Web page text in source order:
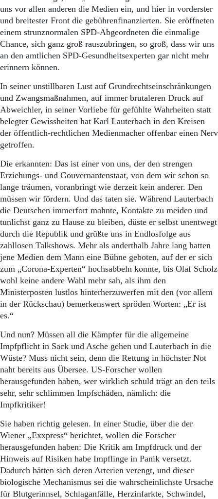
uns vor allen anderen die Medien ein, und hier in vorderster
und breitester Front die gebührenfinanzierten. Sie eröffneten
einem strunznormalen SPD-Abgeordneten die einmalige
Chance, sich ganz groß rauszubringen, so groß, dass wir uns
an den amtlichen SPD-Gesundheitsexperten gar nicht mehr
erinnern können.
In seiner unstillbaren Lust auf Grundrechtseinschränkungen
und Zwangsmaßnahmen, auf immer brutaleren Druck auf
Abweichler, in seiner Vorliebe für gefühlte Wahrheiten statt
belegter Gewissheiten hat Karl Lauterbach in den Kreisen
der öffentlich-rechtlichen Medienmacher offenbar einen Nerv
getroffen.
Die erkannten: Das ist einer von uns, der den strengen
Erziehungs- und Gouvernantenstaat, von dem wir schon so
lange träumen, voranbringt wie derzeit kein anderer. Den
müssen wir fördern. Und das taten sie. Während Lauterbach
die Deutschen immerfort mahnte, Kontakte zu meiden und
tunlichst ganz zu Hause zu bleiben, düste er selbst unentwegt
durch die Republik und grüßte uns in Endlosfolge aus
zahllosen Talkshows. Mehr als anderthalb Jahre lang hatten
jene Medien dem Mann eine Bühne geboten, auf der er sich
zum „Corona-Experten“ hochsabbeln konnte, bis Olaf Scholz
wohl keine andere Wahl mehr sah, als ihm den
Ministerposten lustlos hinterherzuwerfen mit den (vor allem
in der Rückschau) bemerkenswert spröden Worten: „Er ist
es.“
Und nun? Müssen all die Kämpfer für die allgemeine
Impfpflicht in Sack und Asche gehen und Lauterbach in die
Wüste? Muss nicht sein, denn die Rettung in höchster Not
naht bereits aus Übersee. US-Forscher wollen
herausgefunden haben, wer wirklich schuld trägt an den teils
sehr, sehr schlimmen Impfschäden, nämlich: die
Impfkritiker!
Sie haben richtig gelesen. In einer Studie, über die der
Wiener „Exxpress“ berichtet, wollen die Forscher
herausgefunden haben: Die Kritik am Impfdruck und der
Hinweis auf Risiken habe Impflinge in Panik versetzt.
Dadurch hätten sich deren Arterien verengt, und dieser
biologische Mechanismus sei die wahrscheinlichste Ursache
für Blutgerinnsel, Schlaganfälle, Herzinfarkte, Schwindel,